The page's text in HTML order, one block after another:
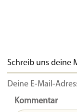
Schreib uns deine
Deine E-Mail-
Kommentar